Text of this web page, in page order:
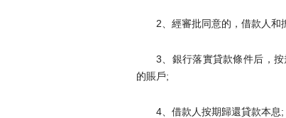
2、經審批同意的，借
3、銀行落實貸款條件后
的賬戶;
4、借款人按期歸還貸款本息;